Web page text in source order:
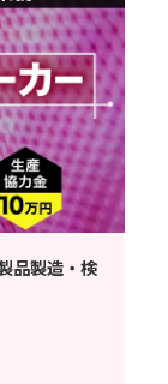
品製造・検